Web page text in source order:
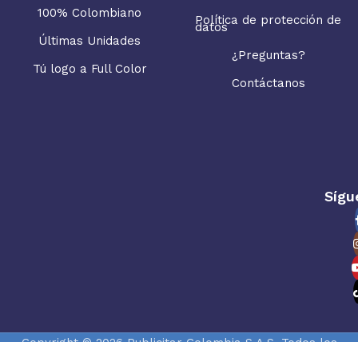
100% Colombiano
Últimas Unidades
Tú logo a Full Color
Política de protección de
datos
¿Preguntas?
Contáctanos